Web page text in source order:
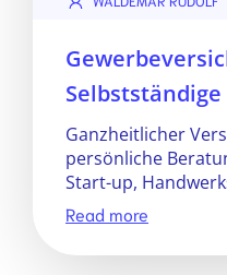
Ganzheitlicher
persönliche
Start-up,
Read more